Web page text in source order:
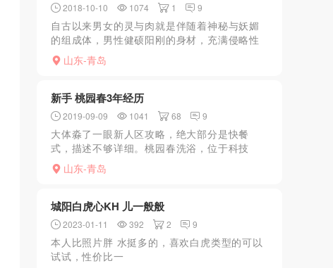
2018-10-10 1074 1 9
自古以来男女的灵与肉就是伴随着神秘与妖媚
的组成体，男性健硕阳刚的身材，充满侵略性
的性意义。女性曼妙的曲线，丰盈的乳房和厚
实的臀部，无一不显示着女性的性魅力。抱歉
山东-青岛
新手 桃园春3年经历
2019-09-09 1041 68 9
大体淼了一眼新人区攻略，绝大部分是快餐
式，描述不够详细。桃园春洗浴，位于科技
街，家家乐超市附近，那边有个麦当劳，在麦
当劳后面的一条街门面房中，比较好找。安全
山东-青岛
城阳白虎心KH 儿一般般
2023-01-11 392 2 9
本人比照片胖 水挺多的，喜欢白虎类型的可以
试试，性价比一